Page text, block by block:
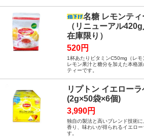
名糖 レモンテ
（リニューアル
在庫限り）
520円
1杯あたりビタミンC50mg（レ
レモン果汁と糖分を加えた本格
ティーです。
リプトン イエロー
(2g×50袋×6個)
3,990円
独自の製法と高いブレンド技術に
香り、味わいが得られるイエロ
す。